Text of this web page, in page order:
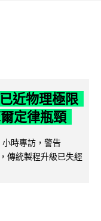
近物理極限
定律瓶頸
時專訪，警告
傳統製程升級已失經